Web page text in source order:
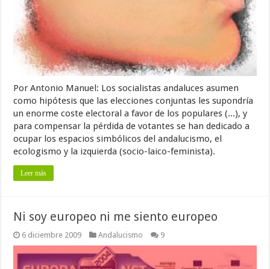
Por Antonio Manuel: Los socialistas andaluces asumen
como hipótesis que las elecciones conjuntas les supondría
un enorme coste electoral a favor de los populares (...), y
para compensar la pérdida de votantes se han dedicado a
ocupar los espacios simbólicos del andalucismo, el
ecologismo y la izquierda (socio-laico-feminista).
Leer más
Ni soy europeo ni me siento europeo
6 diciembre 2009 Andalucismo 9